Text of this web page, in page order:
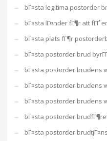
bГ¤sta legitima postorder
bГ¤sta lГ¤nder fГ¶r att fГҐ
bГ¤sta plats fГ¶r
bГ¤sta postorder brud
bГ¤sta postorder brudens
bГ¤sta postorder brudens
bГ¤sta postorder brudens
bГ¤sta postorder
bГ¤sta postorder